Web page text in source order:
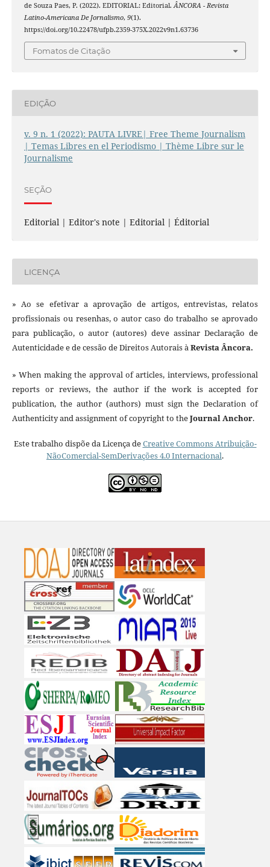
de Souza Paes, P. (2022). EDITORIAL: Editorial.ÂNCORA - Revista
Latino-Americana De Jornalismo, 9(1).
https://doi.org/10.22478/ufpb.2359-375X.2022v9n1.63736
Fomatos de Citação
EDIÇÃO
v. 9 n. 1 (2022): PAUTA LIVRE| Free Theme Journalism
| Temas Libres en el Periodismo | Thème Libre sur le
Journalisme
SEÇÃO
Editorial | Editor's note | Editorial | Éditorial
LICENÇA
» Ao se efetivar a aprovação de artigos, entrevistas, relatos
profissionais ou resenhas, o autor caso do trabalho se aprovado
para publicação, o autor (autores) deve assinar Declaração de
Autenticidade e de cessão de Direitos Autorais àRevista Âncora.
» When making the approval of articles, interviews, professional
reports or reviews, the author if the work is accepted for
publication, the author (authors) must sign the Declaration of
Authenticity and assignment of copyright to theJournal Anchor.
Este trabalho dispõe da Licença deCreative Commons Atribuição-
NãoComercial-SemDerivações 4.0 Internacional.